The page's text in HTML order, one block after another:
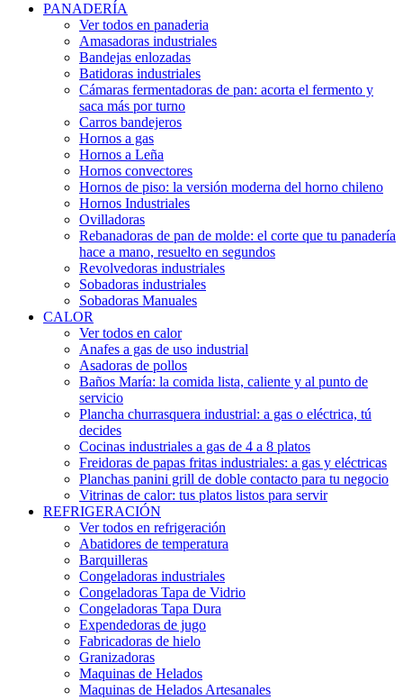
PANADERÍA
Ver todos en panaderia
Amasadoras industriales
Bandejas enlozadas
Batidoras industriales
Cámaras fermentadoras de pan: acorta el fermento y
saca más por turno
Carros bandejeros
Hornos a gas
Hornos a Leña
Hornos convectores
Hornos de piso: la versión moderna del horno chileno
Hornos Industriales
Ovilladoras
Rebanadoras de pan de molde: el corte que tu panadería
hace a mano, resuelto en segundos
Revolvedoras industriales
Sobadoras industriales
Sobadoras Manuales
CALOR
Ver todos en calor
Anafes a gas de uso industrial
Asadoras de pollos
Baños María: la comida lista, caliente y al punto de
servicio
Plancha churrasquera industrial: a gas o eléctrica, tú
decides
Cocinas industriales a gas de 4 a 8 platos
Freidoras de papas fritas industriales: a gas y eléctricas
Planchas panini grill de doble contacto para tu negocio
Vitrinas de calor: tus platos listos para servir
REFRIGERACIÓN
Ver todos en refrigeración
Abatidores de temperatura
Barquilleras
Congeladoras industriales
Congeladoras Tapa de Vidrio
Congeladoras Tapa Dura
Expendedoras de jugo
Fabricadoras de hielo
Granizadoras
Maquinas de Helados
Maquinas de Helados Artesanales